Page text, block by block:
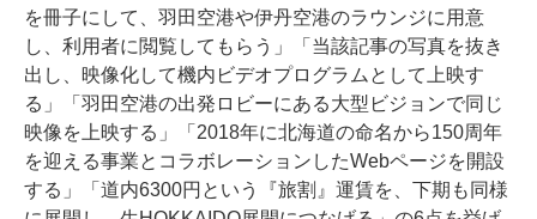
を冊子にして、羽田空港や伊丹空港のラウンジに用意
し、利用者に閲覧してもらう」「当該記事の写真を抜き
出し、映像化して機内ビデオプログラムとして上映す
る」「羽田空港の出発ロビーにある大型ビジョンで同じ
映像を上映する」「2018年に北海道の命名から150周年
を迎える事業とコラボレーションしたWebページを開設
する」「道内6300円という『旅割』運賃を、下期も同様